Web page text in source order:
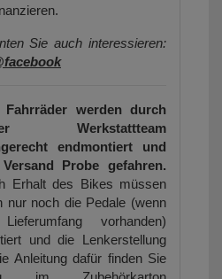
Sie auch interessieren:
Fahrräder werden durch
Werkstattteam
endmontiert und
Probe gefahren.
Erhalt des Bikes müssen
nur noch die Pedale (wenn
vorhanden)
und die Lenkerstellung
Anleitung dafür finden Sie